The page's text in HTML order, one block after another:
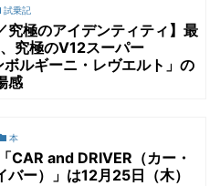
試乗記
究極のアイデンティティ】最
究極のV12スーパー
ルギーニ・レヴエルト」の
感
本
CAR and DRIVER（カー・
バー）」は12月25日（木）